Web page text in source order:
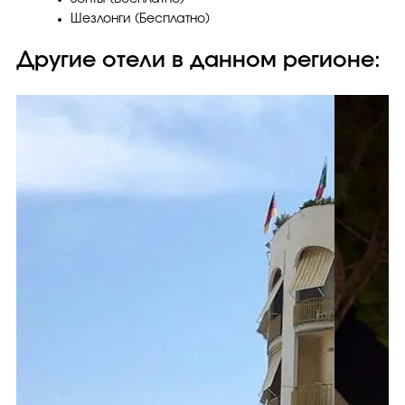
Шезлонги (Бесплатно)
Другие отели в данном регионе: